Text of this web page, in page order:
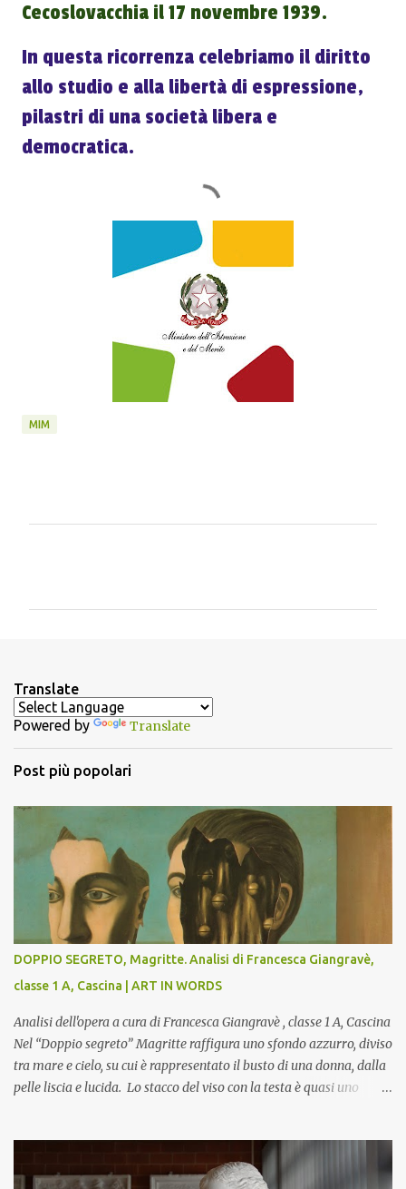
Cecoslovacchia il 17 novembre 1939.
In questa ricorrenza celebriamo il diritto
allo studio e alla libertà di espressione,
pilastri di una società libera e
democratica.
MIM
t
i
Translate
Powered by Translate
Post più popolari
DOPPIO SEGRETO, Magritte. Analisi di Francesca Giangravè,
classe 1 A, Cascina | ART IN WORDS
Analisi dell'opera a cura di Francesca Giangravè , classe 1 A, Cascina
Nel “Doppio segreto” Magritte raffigura uno sfondo azzurro, diviso
tra mare e cielo, su cui è rappresentato il busto di una donna, dalla
pelle liscia e lucida. Lo stacco del viso con la testa è quasi uno
un motivo che Magritte propone frequentemente nelle sue opere,
che in questo caso assumono un aspetto minaccioso, come se si